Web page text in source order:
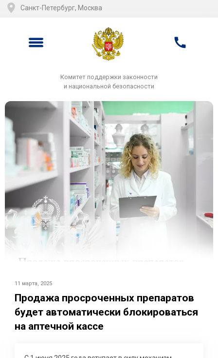
Санкт-Петербург, Москва
Комитет поддержки законности
и национальной безопасности
11 марта, 2025
Продажа просроченных препаратов
будет автоматически блокироваться
на аптечной кассе